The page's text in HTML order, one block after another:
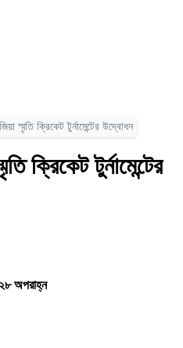
স্মৃতি ক্রিকেট টুর্নামেন্টের উদ্বোধন
ক্রিকেট টুর্নামেন্টের
অপরাহ্ন